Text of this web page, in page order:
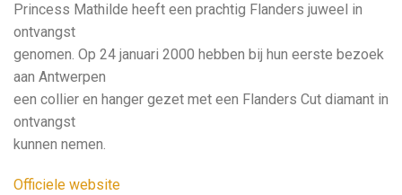
Princess Mathilde heeft een prachtig Flanders juweel in
ontvangst
genomen. Op 24 januari 2000 hebben bij hun eerste bezoek
aan Antwerpen
een collier en hanger gezet met een Flanders Cut diamant in
ontvangst
kunnen nemen.
Officiele website